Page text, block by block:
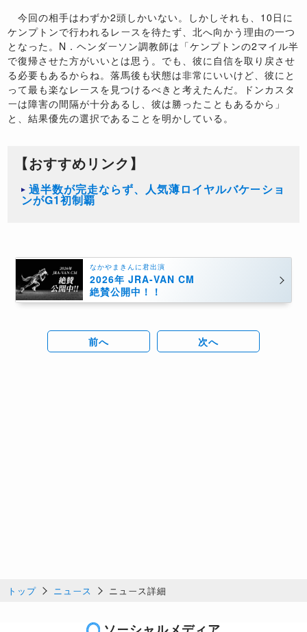
今回の相手はわずか2頭しかいない。しかしそれも、10日に
ケンプトンで行われるレースを待たず、北へ向かう理由の一つ
となった。N．ヘンダーソン調教師は「ケンプトンの2マイル半
で復帰させた方がいいとは思う。でも、彼に自信を取り戻させ
る必要もあるからね。落馬後も状態は非常にいいけど、彼にと
って最も楽なレースを見つけるべきと考えたんだ。ドンカスタ
ーは障害の間隔が十分あるし、彼は勝ったこともあるから」
と、結果優先の選択であることを明かしている。
【おすすめリンク】
過半数が完走ならず、人気薄ロイヤルバケーショ
ンがG1初制覇
なかやまきんに君出演
2026年 JRA-VAN CM
絶賛公開中！！
前へ 次へ
トップ ニュース ニュース詳細